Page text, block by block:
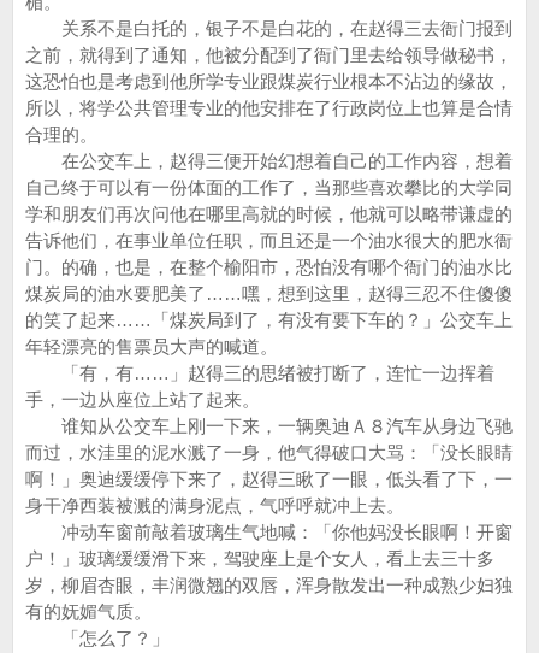
关系不是白托的，银子不是白花的，在赵得三去衙门报到
之前，就得到了通知，他被分配到了衙门里去给领导做秘书，
这恐怕也是考虑到他所学专业跟煤炭行业根本不沾边的缘故，
所以，将学公共管理专业的他安排在了行政岗位上也算是合情
合理的。
在公交车上，赵得三便开始幻想着自己的工作内容，想着
自己终于可以有一份体面的工作了，当那些喜欢攀比的大学同
学和朋友们再次问他在哪里高就的时候，他就可以略带谦虚的
告诉他们，在事业单位任职，而且还是一个油水很大的肥水衙
门。的确，也是，在整个榆阳市，恐怕没有哪个衙门的油水比
煤炭局的油水要肥美了……嘿，想到这里，赵得三忍不住傻傻
的笑了起来……「煤炭局到了，有没有要下车的？」公交车上
年轻漂亮的售票员大声的喊道。
「有，有……」赵得三的思绪被打断了，连忙一边挥着
手，一边从座位上站了起来。
谁知从公交车上刚一下来，一辆奥迪Ａ８汽车从身边飞驰
而过，水洼里的泥水溅了一身，他气得破口大骂：「没长眼睛
啊！」奥迪缓缓停下来了，赵得三瞅了一眼，低头看了下，一
身干净西装被溅的满身泥点，气呼呼就冲上去。
冲动车窗前敲着玻璃生气地喊：「你他妈没长眼啊！开窗
户！」玻璃缓缓滑下来，驾驶座上是个女人，看上去三十多
岁，柳眉杏眼，丰润微翘的双唇，浑身散发出一种成熟少妇独
有的妩媚气质。
「怎么了？」